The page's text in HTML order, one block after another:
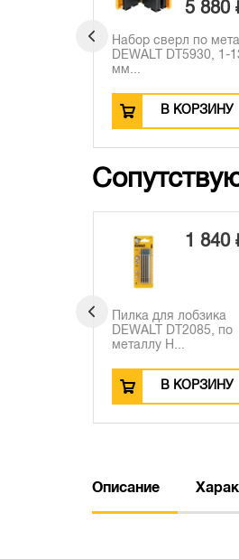
5 880
Набор сверл по
DEWALT DT5930, 1-
мм...
В КОРЗИНУ
1 840
Пилка для лобзика
DEWALT DT2085, по
металлу H...
В КОРЗИНУ
Описание